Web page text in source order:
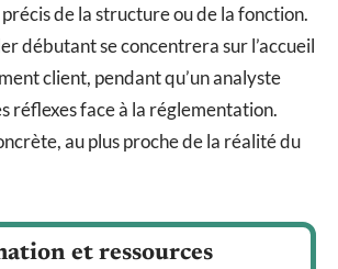
précis de la structure ou de la fonction.
débutant se concentrera sur l’accueil
client, pendant qu’un analyste
réflexes face à la réglementation.
au plus proche de la réalité du
et ressources